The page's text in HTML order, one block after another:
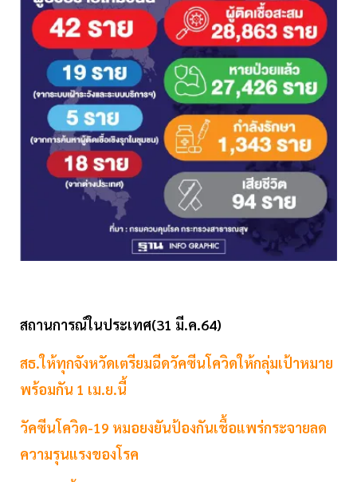
สถานการณ์ในประเทศ(31 มี.ค.64)
สธ.ให้ทุกจังหวัดเตรียมฉีดวัคซีนโควิดให้กลุ่มเป้าหมาย
พร้อมกัน 1 เม.ย.นี้
วัคซีนโควิด-19 หมอยงยันป้องกันเชื้อแพร่กระจายลด
ความรุนแรงของโรค